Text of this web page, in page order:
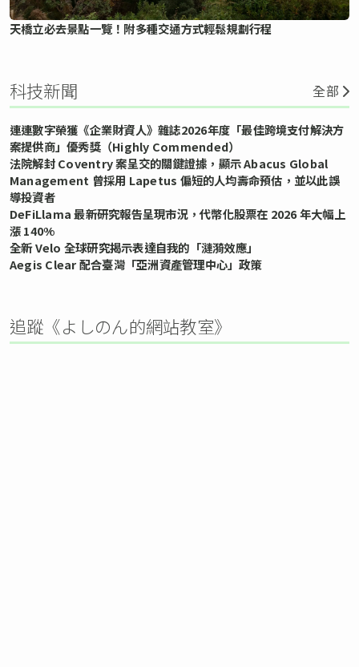
天橋立必去景點一覽！附多種交通方式輕鬆規劃行程
科技新聞 全部
連連數字榮獲《企業財資人》雜誌2026年度「最佳跨境支付解決方
案提供商」優秀獎（Highly Commended）
法院解封 Coventry 案呈交的關鍵證據，顯示 Abacus Global
Management 曾採用 Lapetus 偏短的人均壽命預估，並以此誤
導投資者
DeFiLlama 最新研究報告呈現市況，代幣化股票在 2026 年大幅上
漲 140%
全新 Velo 全球研究揭示表達自我的「漣漪效應」
Aegis Clear 配合臺灣「亞洲資產管理中心」政策
追蹤《よしのん的網站教室》